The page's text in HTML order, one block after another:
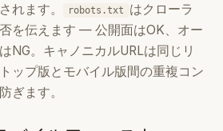
れます。 robots.txt
はクローラ
を伝えます — 公開面はOK、オー
NG。キャノニカルURLは同じリ
ップ版とモバイル版間の重複コン
ぎます。